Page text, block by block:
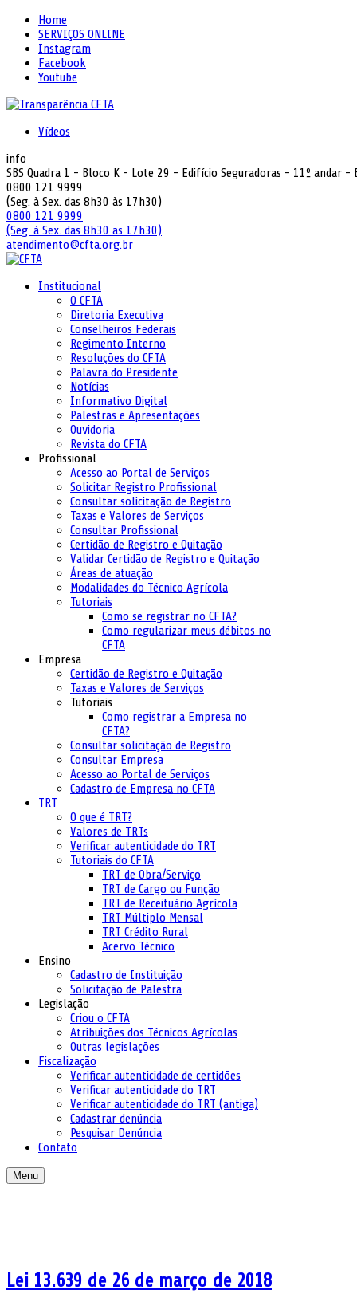
Home
SERVIÇOS ONLINE
Instagram
Facebook
Youtube
Vídeos
info
SBS Quadra 1 - Bloco K - Lote 29 - Edifício Seguradoras - 11º andar
0800 121 9999
(Seg. à Sex. das 8h30 às 17h30)
0800 121 9999
(Seg. à Sex. das 8h30 as 17h30)
atendimento@cfta.org.br
Institucional
O CFTA
Diretoria Executiva
Conselheiros Federais
Regimento Interno
Resoluções do CFTA
Palavra do Presidente
Notícias
Informativo Digital
Palestras e Apresentações
Ouvidoria
Revista do CFTA
Profissional
Acesso ao Portal de Serviços
Solicitar Registro Profissional
Consultar solicitação de Registro
Taxas e Valores de Serviços
Consultar Profissional
Certidão de Registro e Quitação
Validar Certidão de Registro e Quitação
Áreas de atuação
Modalidades do Técnico Agrícola
Tutoriais
Como se registrar no CFTA?
Como regularizar meus débitos no
CFTA
Empresa
Certidão de Registro e Quitação
Taxas e Valores de Serviços
Tutoriais
Como registrar a Empresa no
CFTA?
Consultar solicitação de Registro
Consultar Empresa
Acesso ao Portal de Serviços
Cadastro de Empresa no CFTA
TRT
O que é TRT?
Valores de TRTs
Verificar autenticidade do TRT
Tutoriais do CFTA
TRT de Obra/Serviço
TRT de Cargo ou Função
TRT de Receituário Agrícola
TRT Múltiplo Mensal
TRT Crédito Rural
Acervo Técnico
Ensino
Cadastro de Instituição
Solicitação de Palestra
Legislação
Criou o CFTA
Atribuições dos Técnicos Agrícolas
Outras legislações
Fiscalização
Verificar autenticidade de certidões
Verificar autenticidade do TRT
Verificar autenticidade do TRT (antiga)
Cadastrar denúncia
Pesquisar Denúncia
Contato
Menu
Lei 13.639 de 26 de março de 2018